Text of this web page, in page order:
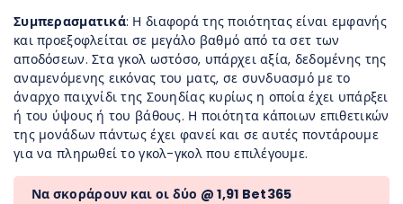
Συμπερασματικά: Η διαφορά της ποιότητας είναι εμφανής
και προεξοφλείται σε μεγάλο βαθμό από τα σετ των
αποδόσεων. Στα γκολ ωστόσο, υπάρχει αξία, δεδομένης της
αναμενόμενης εικόνας του ματς, σε συνδυασμό με το
άναρχο παιχνίδι της Σουηδίας κυρίως η οποία έχει υπάρξει
ή του ύψους ή του βάθους. Η ποιότητα κάποιων επιθετικών
της μονάδων πάντως έχει φανεί και σε αυτές ποντάρουμε
για να πληρωθεί το γκολ-γκολ που επιλέγουμε.
Να σκοράρουν και οι δύο @ 1,91 Bet365